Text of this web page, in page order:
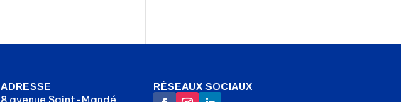
ADRESSE RÉSEAUX SOCIAUX